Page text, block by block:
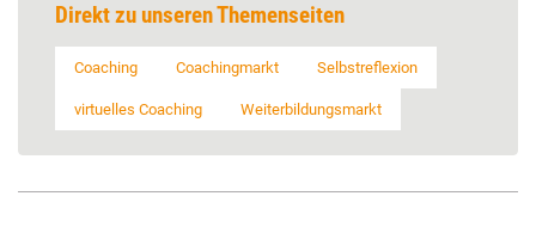
Direkt zu unseren Themenseiten
Coaching Coachingmarkt Selbstreflexion
virtuelles Coaching Weiterbildungsmarkt